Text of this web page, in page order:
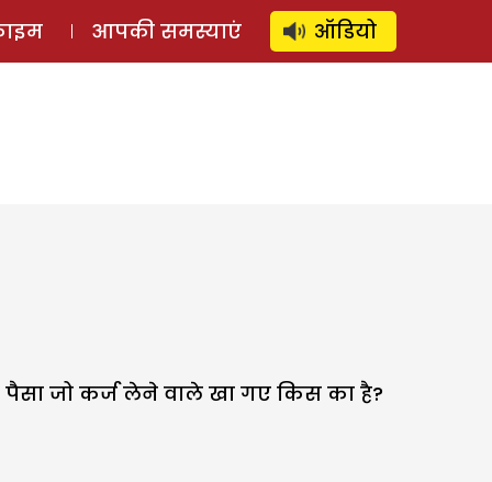
लॉग इन ⚲ SUBSCRIBE
आपकी समस्याएं ऑडियो
जो कर्ज लेने वाले खा गए किस का है?